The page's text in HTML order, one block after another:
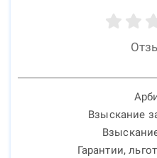
Взыскание
Гарантии,